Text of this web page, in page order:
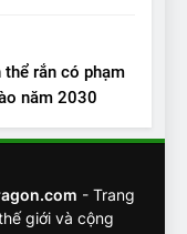
lộ bài test
trên VinFast
thể rắn có phạm
năm 2030
- Trang
giới và cộng